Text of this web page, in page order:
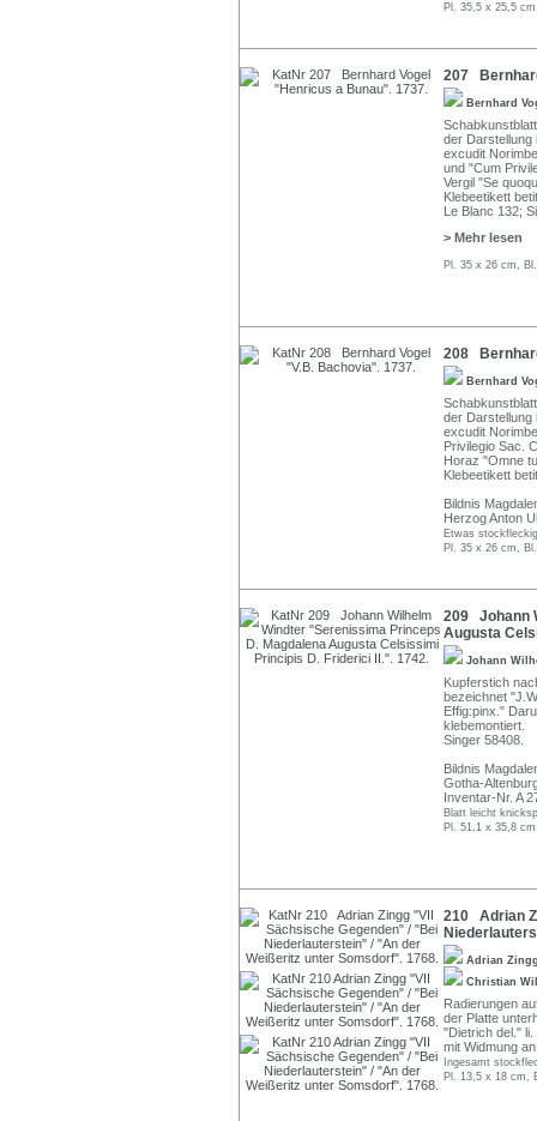
Pl. 35,5 x 25,5
207
Bernhard
der Darstellung
excudit
und "Cum
Vergil "Se
Klebeetikett
Le Blanc 132;
> Mehr lesen
Pl. 35 x 26 cm,
208
Bernhard
der Darstellung
excudit
Privilegio Sac.
Horaz "Omne
Klebeetikett
Bildnis
Herzog Anton
Etwas
Pl. 35 x 26 cm,
209 Johann
Augusta
Johann
Kupferstich
bezeichnet
Effig:pinx."
klebemontiert.
Singer 58408.
Bildnis
Gotha-
Inventar-Nr. A
Blatt leicht
Pl. 51,1 x 35,8
210 Adrian
Adrian
Christian
Radierungen
der Platte
"Dietrich del."
mit Widmung
Ingesamt
Pl. 13,5 x 18 cm,